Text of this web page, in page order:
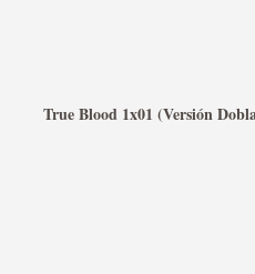
True Blood 1x01 (Versión